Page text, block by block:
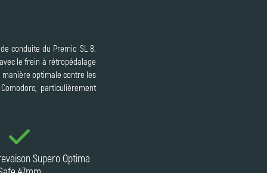
conduite du Premio SL 8.
le frein à rétropédalage
manière optimale contre les
particulièrement
Supero Optima